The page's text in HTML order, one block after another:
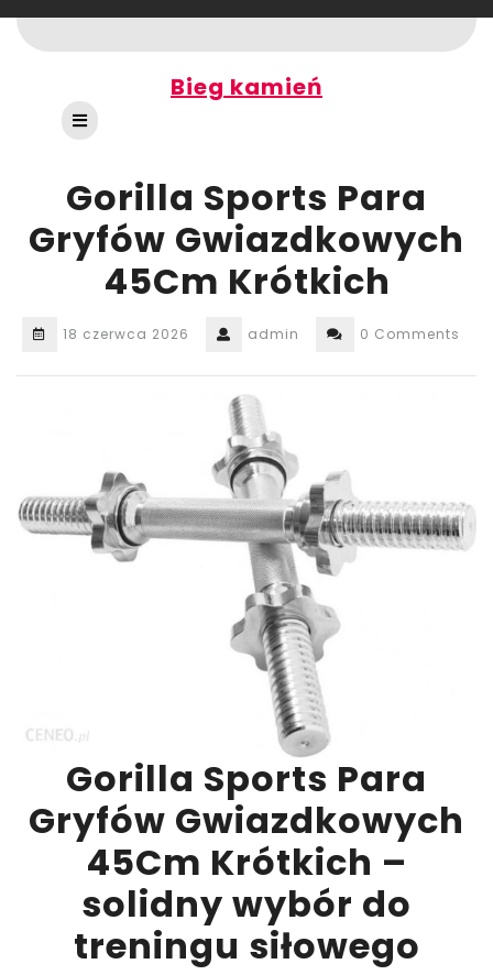
to
content
Bieg kamień
Open
Button
Gorilla Sports Para
Gryfów Gwiazdkowych
45Cm Krótkich
18 czerwca 2026 admin 0 Comments
Gorilla Sports Para
Gryfów Gwiazdkowych
45Cm Krótkich –
solidny wybór do
treningu siłowego